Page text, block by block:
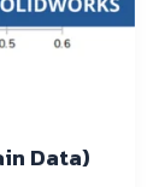
Data)